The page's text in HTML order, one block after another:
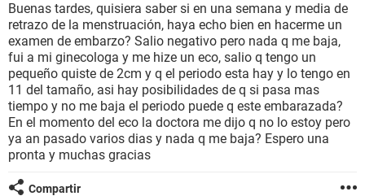
BIENESTAR
SEXUALIDAD
GLOSARIO
Buenas tardes, quisiera saber si en una semana y media de
retrazo de la menstruación, haya echo bien en hacerme un
examen de embarzo? Salio negativo pero nada q me baja,
fui a mi ginecologa y me hize un eco, salio q tengo un
pequeño quiste de 2cm y q el periodo esta hay y lo tengo en
11 del tamaño, asi hay posibilidades de q si pasa mas
tiempo y no me baja el periodo puede q este embarazada?
En el momento del eco la doctora me dijo q no lo estoy pero
ya an pasado varios dias y nada q me baja? Espero una
pronta y muchas gracias
Compartir